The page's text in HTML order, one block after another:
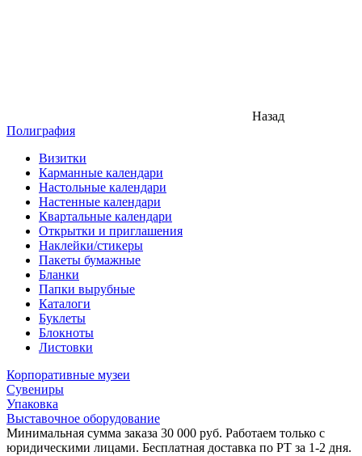
Назад
Полиграфия
Визитки
Карманные календари
Настольные календари
Настенные календари
Квартальные календари
Открытки и приглашения
Наклейки/стикеры
Пакеты бумажные
Бланки
Папки вырубные
Каталоги
Буклеты
Блокноты
Листовки
Корпоративные музеи
Сувениры
Упаковка
Выставочное оборудование
Минимальная сумма заказа 30 000 руб. Работаем только с
юридическими лицами. Бесплатная доставка по РТ за 1-2 дня.